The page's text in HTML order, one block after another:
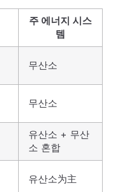
주 에너지 시스
템
무산소
무산소
유산소 + 무산
소 혼합
유산소为主